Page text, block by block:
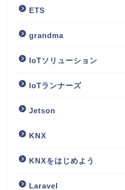
ETS
grandma
IoTソリューション
IoTランナーズ
Jetson
KNX
KNXをはじめよう
Laravel